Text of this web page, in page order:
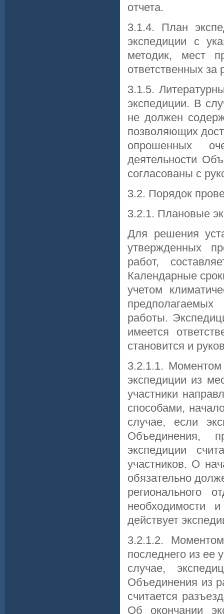
отчета.
3.1.4. План
экспедиции с
методик, мест
ответственных за
3.1.5.
экспедиции. В
не должен
позволяющих
опрошенных
деятельности
согласованы с
3.2. Порядок
3.2.1. Плановые
Для решения
утвержденных
работ,
Календарные
учетом
работы.
имеется
становится и
3.2.1.1. Моментом
экспедиции из
участники
способами,
случае, если
Объединения,
экспедиции
участников. О
обязательно
регионального
необходимости
действует
3.2.1.2.
последнего из ее
случае,
Объединения из
считается
Об окончании